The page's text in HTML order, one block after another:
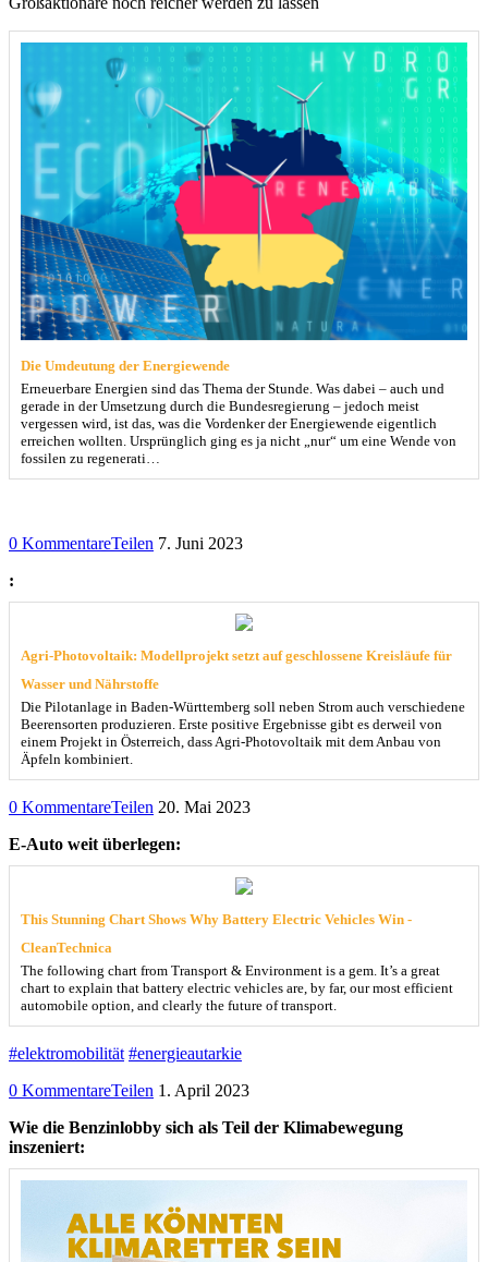
Die Umdeutung der Energiewende
Erneuerbare Energien sind das Thema der Stunde. Was dabei – auch und
gerade in der Umsetzung durch die Bundesregierung – jedoch meist
vergessen wird, ist das, was die Vordenker der Energiewende eigentlich
erreichen wollten. Ursprünglich ging es ja nicht „nur“ um eine Wende von
fossilen zu regenerati…
0 KommentareTeilen 7. Juni 2023
:
Agri-Photovoltaik: Modellprojekt setzt auf geschlossene Kreisläufe für
Wasser und Nährstoffe
Die Pilotanlage in Baden-Württemberg soll neben Strom auch verschiedene
Beerensorten produzieren. Erste positive Ergebnisse gibt es derweil von
einem Projekt in Österreich, dass Agri-Photovoltaik mit dem Anbau von
Äpfeln kombiniert.
0 KommentareTeilen 20. Mai 2023
E-Auto weit überlegen:
This Stunning Chart Shows Why Battery Electric Vehicles Win -
CleanTechnica
The following chart from Transport & Environment is a gem. It’s a great
chart to explain that battery electric vehicles are, by far, our most efficient
automobile option, and clearly the future of transport.
#elektromobilität #energieautarkie
0 KommentareTeilen 1. April 2023
Wie die Benzinlobby sich als Teil der Klimabewegung
inszeniert: